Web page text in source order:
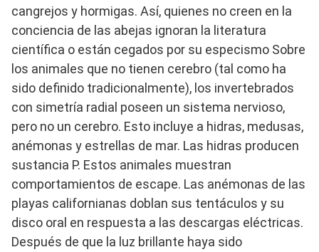
cangrejos y hormigas. Así, quienes no creen en la
conciencia de las abejas ignoran la literatura
científica o están cegados por su especismo Sobre
los animales que no tienen cerebro (tal como ha
sido definido tradicionalmente), los invertebrados
con simetría radial poseen un sistema nervioso,
pero no un cerebro. Esto incluye a hidras, medusas,
anémonas y estrellas de mar. Las hidras producen
sustancia P. Estos animales muestran
comportamientos de escape. Las anémonas de las
playas californianas doblan sus tentáculos y su
disco oral en respuesta a las descargas eléctricas.
Después de que la luz brillante haya sido